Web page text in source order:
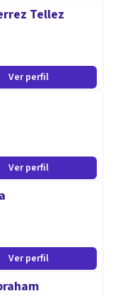
nuestra actitud
comprendiendo la
la comunicacion
exitosos
Tellez
Ver perfil
Ver perfil
Ver perfil